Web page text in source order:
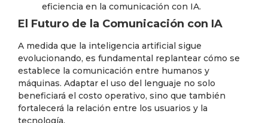
eficiencia en la comunicación con IA.
El Futuro de la Comunicación con IA
A medida que la inteligencia artificial sigue
evolucionando, es fundamental replantear cómo se
establece la comunicación entre humanos y
máquinas. Adaptar el uso del lenguaje no solo
beneficiará el costo operativo, sino que también
fortalecerá la relación entre los usuarios y la
tecnología.